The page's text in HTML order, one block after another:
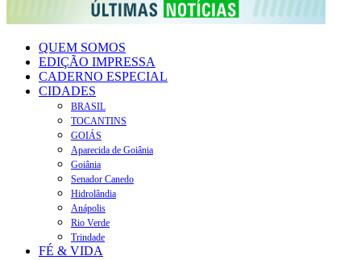
QUEM SOMOS
EDIÇÃO IMPRESSA
CADERNO ESPECIAL
CIDADES
BRASIL
TOCANTINS
GOIÁS
Aparecida de Goiânia
Goiânia
Senador Canedo
Hidrolândia
Anápolis
Rio Verde
Trindade
FÉ & VIDA